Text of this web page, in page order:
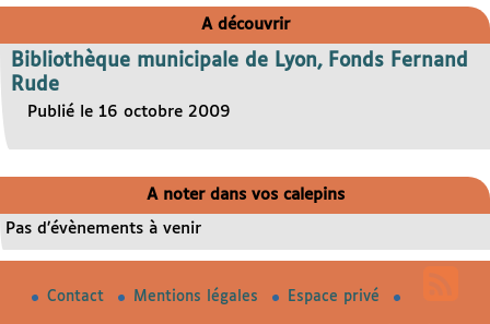
A découvrir
Bibliothèque municipale de Lyon, Fonds Fernand
Rude
Publié le 16 octobre 2009
A noter dans vos calepins
Pas d’évènements à venir
Contact Mentions légales Espace privé